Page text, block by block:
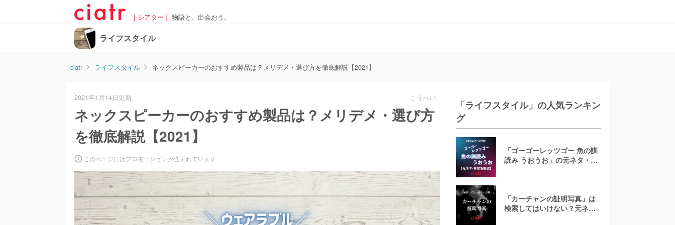
[ シアター ] 物語と、出会おう。
ライフスタイル
ciatr ライフスタイル ネックスピーカーのおすすめ製品は？メリデメ・選び方を徹底解説【2021】
2021年1月14日更新 こうへい
ネックスピーカーのおすすめ製品は？メリデメ・選び方
を徹底解説【2021】
このページにはプロモーションが含まれています
「ライフスタイル」の人気ランキン
グ
「ゴーゴーレッツゴー 魚の訓
読み うおうお」の元ネタ・本
「カーチャンの証明写真」は
検索してはいけない？元ネタ